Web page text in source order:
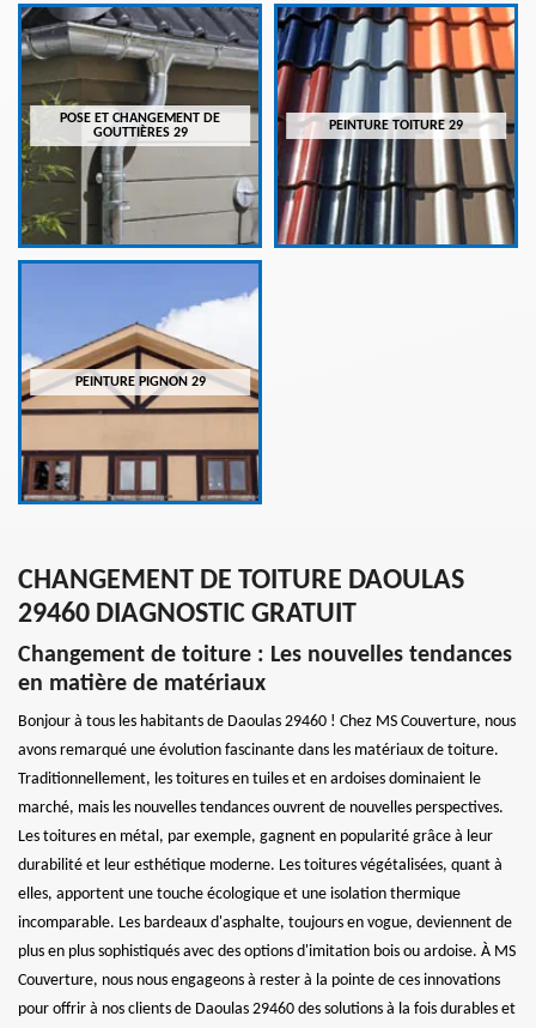
POSE ET CHANGEMENT DE
GOUTTIÈRES 29
PEINTURE TOITURE 29
PEINTURE PIGNON 29
CHANGEMENT DE TOITURE DAOULAS
29460 DIAGNOSTIC GRATUIT
Changement de toiture : Les nouvelles tendances
en matière de matériaux
Bonjour à tous les habitants de Daoulas 29460 ! Chez MS Couverture, nous
avons remarqué une évolution fascinante dans les matériaux de toiture.
Traditionnellement, les toitures en tuiles et en ardoises dominaient le
marché, mais les nouvelles tendances ouvrent de nouvelles perspectives.
Les toitures en métal, par exemple, gagnent en popularité grâce à leur
durabilité et leur esthétique moderne. Les toitures végétalisées, quant à
elles, apportent une touche écologique et une isolation thermique
incomparable. Les bardeaux d'asphalte, toujours en vogue, deviennent de
plus en plus sophistiqués avec des options d'imitation bois ou ardoise. À MS
Couverture, nous nous engageons à rester à la pointe de ces innovations
pour offrir à nos clients de Daoulas 29460 des solutions à la fois durables et